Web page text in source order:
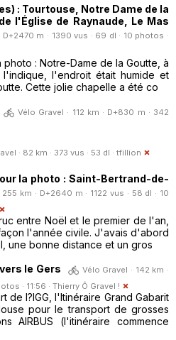
: Tourtouse, Notre Dame de la
l'Église de Raynaude, Le Mas
D+2470 m · 1390 vus · 69 dl · 10 photos ·
: Notre-Dame de la Goutte, à
l'indique, l'endroit était humide et
Cette jolie chapelle a été co
Vélo Gravel · 112 km · D+830 m · 342
· 82 km · 373 vus · 53 dl · tfillion
la photo : Saint-Bertrand-de-
km · D+2640 m · 1122 vus · 58 dl · 10
entre Noël et le premier de l'an,
l'année civile. J'avais d'abord
une bonne distance et un gros
le Gers
Vélo Gravel · 142 km ·
· 11:56 · Thierry Ô Gravel !
de l?IGG, l'Itinéraire Grand Gabarit
pour le transport de grosses
AIRBUS (l'itinéraire commence